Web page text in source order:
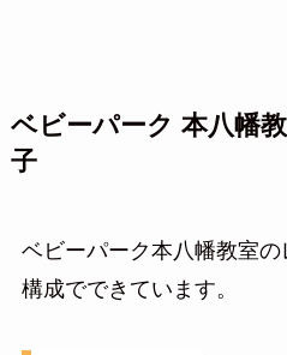
ベビーパーク 本八幡
子
ベビーパーク本八幡教室
構成でできています。